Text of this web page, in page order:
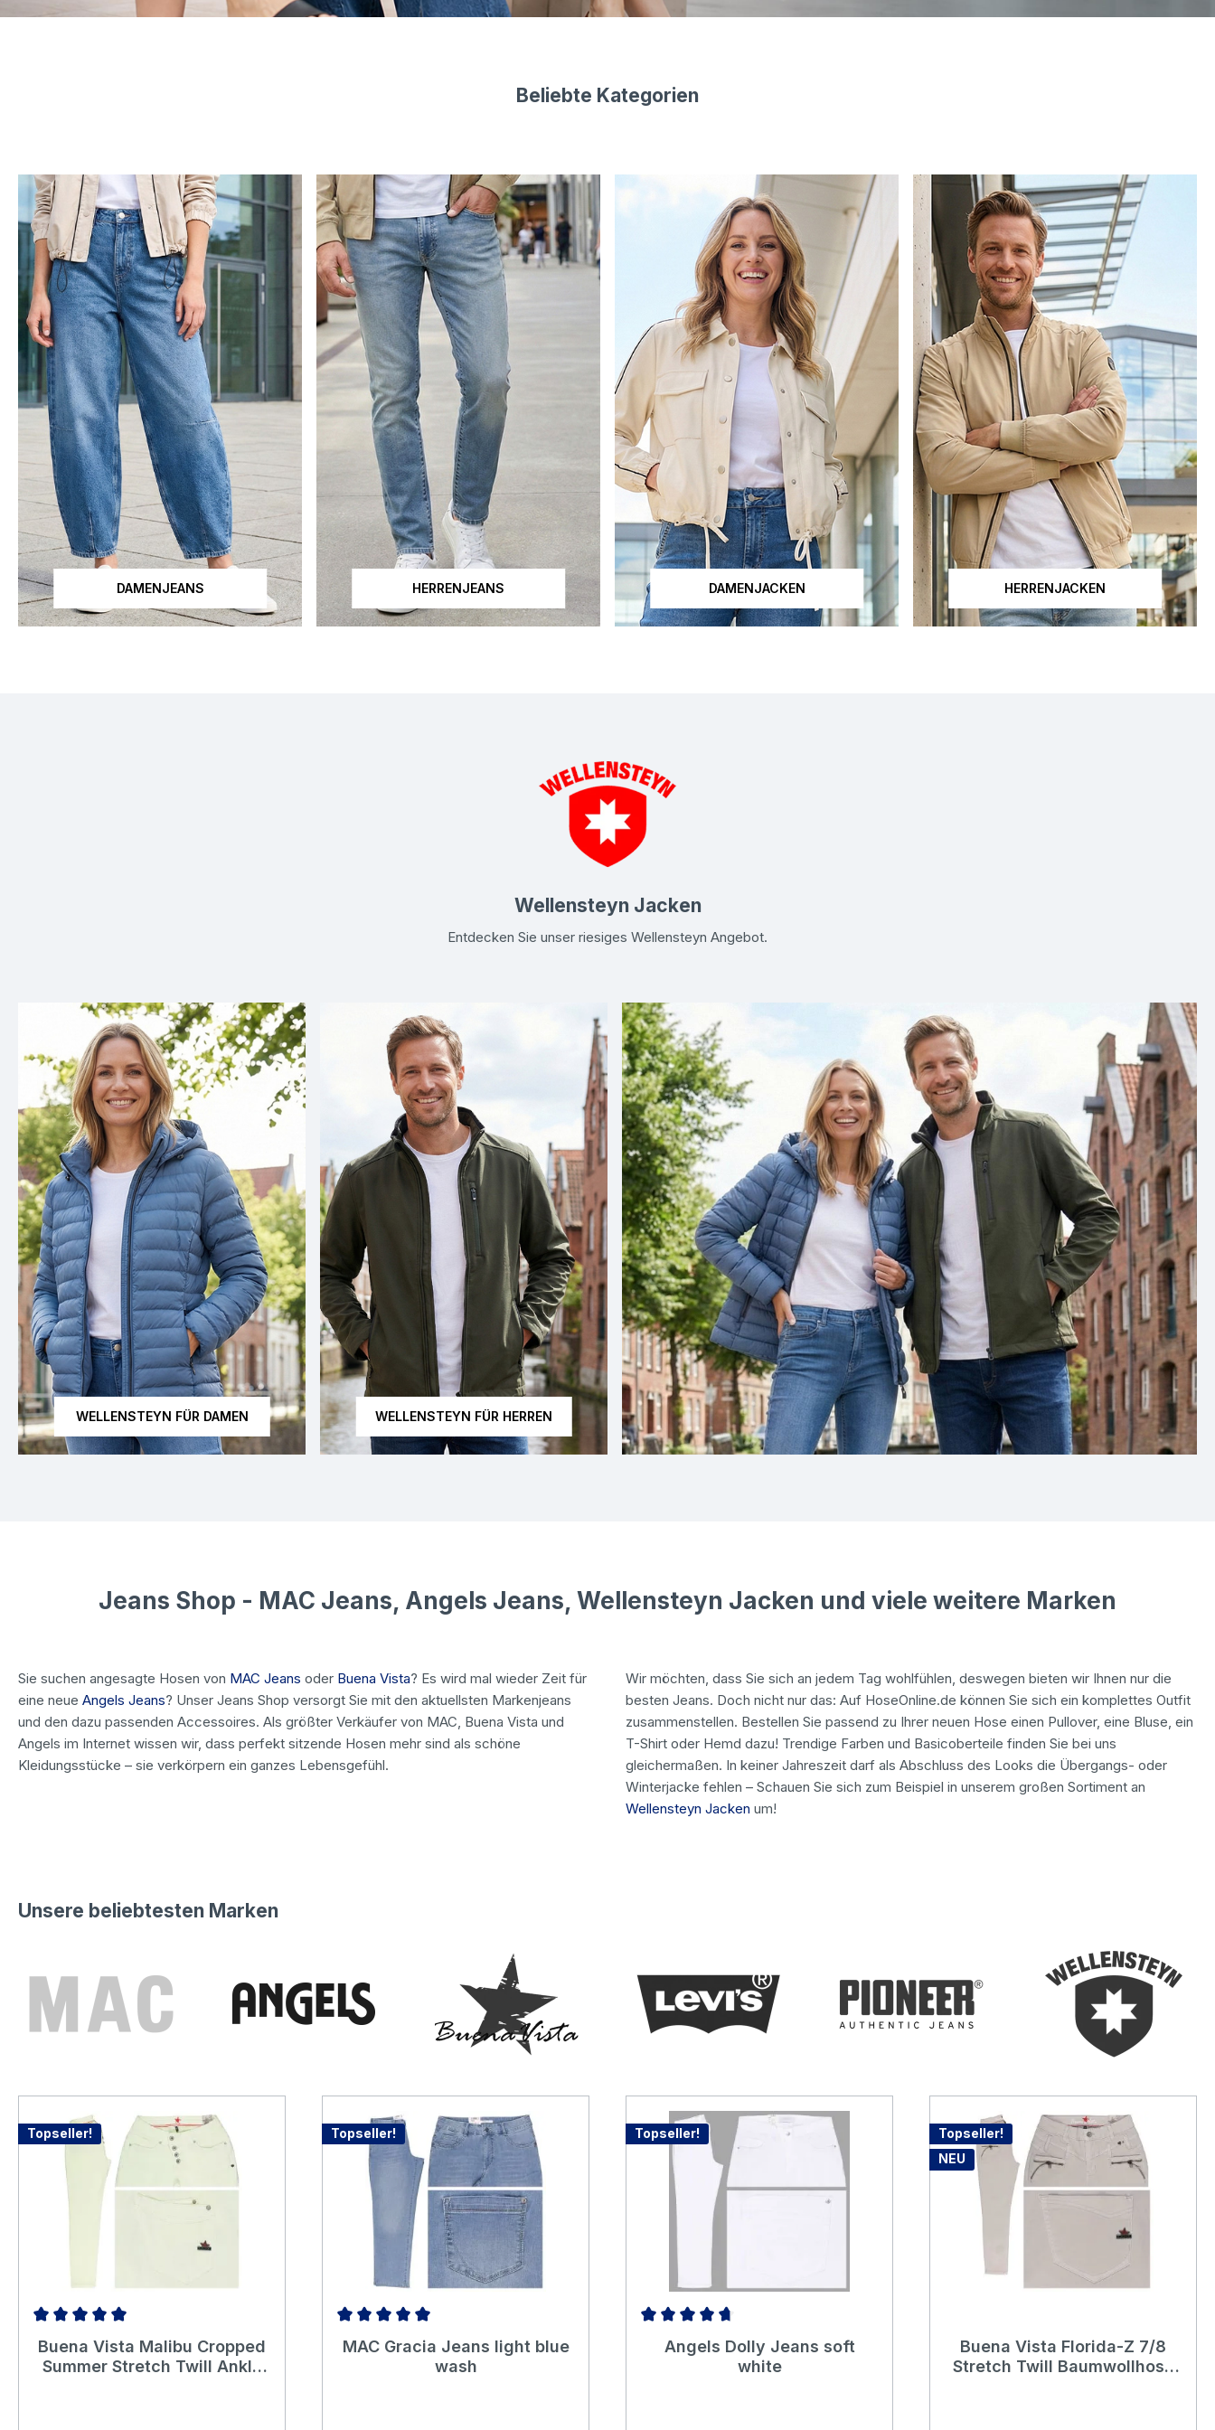
Beliebte Kategorien
DAMENJEANS HERRENJEANS DAMENJACKEN HERRENJACKEN
Wellensteyn Jacken
Entdecken Sie unser riesiges Wellensteyn Angebot.
WELLENSTEYN FÜR DAMEN WELLENSTEYN FÜR HERREN
Jeans Shop - MAC Jeans, Angels Jeans, Wellensteyn Jacken und viele weitere Marken
Sie suchen angesagte Hosen von MAC Jeans oder Buena Vista? Es wird mal wieder Zeit für
eine neue Angels Jeans? Unser Jeans Shop versorgt Sie mit den aktuellsten Markenjeans
und den dazu passenden Accessoires. Als größter Verkäufer von MAC, Buena Vista und
Angels im Internet wissen wir, dass perfekt sitzende Hosen mehr sind als schöne
Kleidungsstücke – sie verkörpern ein ganzes Lebensgefühl.
Wir möchten, dass Sie sich an jedem Tag wohlfühlen, deswegen bieten wir Ihnen nur die
besten Jeans. Doch nicht nur das: Auf HoseOnline.de können Sie sich ein komplettes Outfit
zusammenstellen. Bestellen Sie passend zu Ihrer neuen Hose einen Pullover, eine Bluse, ein
T-Shirt oder Hemd dazu! Trendige Farben und Basicoberteile finden Sie bei uns
gleichermaßen. In keiner Jahreszeit darf als Abschluss des Looks die Übergangs- oder
Winterjacke fehlen – Schauen Sie sich zum Beispiel in unserem großen Sortiment an
Wellensteyn Jacken um!
Unsere beliebtesten Marken
Topseller!
Durchschnittliche Bewertung von 5 von 5 Sternen
Buena Vista Malibu Cropped
Summer Stretch Twill Ankle
Topseller!
Durchschnittliche Bewertung von 5 von 5 Sternen
MAC Gracia Jeans light blue
wash
Topseller!
Durchschnittliche Bewertung von 4.76 von 5 Sternen
Angels Dolly Jeans soft
white
Topseller!
NEU
Buena Vista Florida-Z 7/8
Stretch Twill Baumwollhose